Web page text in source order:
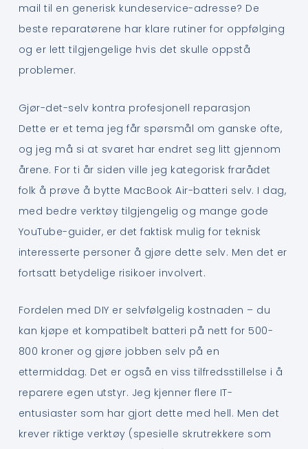
mail til en generisk kundeservice-adresse? De
beste reparatørene har klare rutiner for oppfølging
og er lett tilgjengelige hvis det skulle oppstå
problemer.
Gjør-det-selv kontra profesjonell reparasjon
Dette er et tema jeg får spørsmål om ganske ofte,
og jeg må si at svaret har endret seg litt gjennom
årene. For ti år siden ville jeg kategorisk frarådet
folk å prøve å bytte MacBook Air-batteri selv. I dag,
med bedre verktøy tilgjengelig og mange gode
YouTube-guider, er det faktisk mulig for teknisk
interesserte personer å gjøre dette selv. Men det er
fortsatt betydelige risikoer involvert.
Fordelen med DIY er selvfølgelig kostnaden – du
kan kjøpe et kompatibelt batteri på nett for 500-
800 kroner og gjøre jobben selv på en
ettermiddag. Det er også en viss tilfredsstillelse i å
reparere egen utstyr. Jeg kjenner flere IT-
entusiaster som har gjort dette med hell. Men det
krever riktige verktøy (spesielle skrutrekkere som